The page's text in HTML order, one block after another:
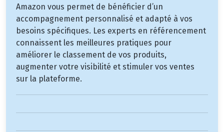
Amazon vous permet de bénéficier d’un
accompagnement personnalisé et adapté à vos
besoins spécifiques. Les experts en référencement
connaissent les meilleures pratiques pour
améliorer le classement de vos produits,
augmenter votre visibilité et stimuler vos ventes
sur la plateforme.